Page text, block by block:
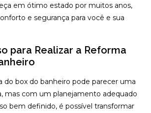
em ótimo estado por muitos anos,
e segurança para você e sua
para Realizar a Reforma
do box do banheiro pode parecer uma
mas com um planejamento adequado
bem definido, é possível transformar